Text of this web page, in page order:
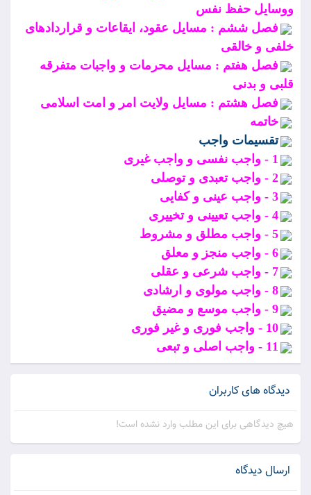
ووسايل حفظ نفس
فصل ششم : مسايل عقود، ايقاعات و قراردادهاى
خلفى و خالقى
فصل هفتم : مسايل محرمات و واجبات متفرقه
قلبى و بدنى
فصل هشتم : مسايل ولايت امر و امت اسلامى
خاتمه
تقسيمات واجب
1 - واجب نفسى و واجب غيرى
2 - واجب تعبدى و توصلى
3 - واجب عينى و كفايى
4 - واجب تعيينى و تخييرى
5 - واجب مطلق و مشروط
6 - واجب منجز و معلق
7 - واجب شرعى و عقلى
8 - واجب مولوى و ارشادى
9 - واجب موسع و مضيق
10 - واجب فورى و غير فورى
11 - واجب اصلى و تبعى
دیدگاه های کاربران
هیچ دیدگاهی برای این مطلب وارد نشده است!
ارسال دیدگاه